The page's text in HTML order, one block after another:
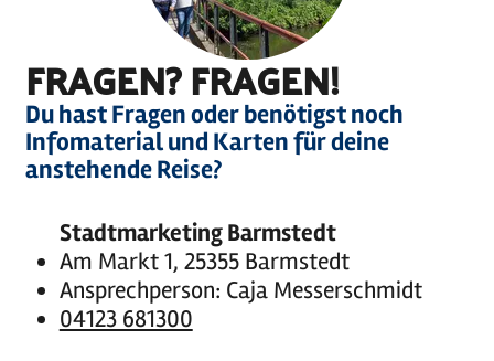
FRAGEN? FRAGEN!
Du hast Fragen oder benötigst noch
Infomaterial und Karten für deine
anstehende Reise?
Stadtmarketing Barmstedt
Am Markt 1, 25355 Barmstedt
Ansprechperson: Caja Messerschmidt
04123 681300